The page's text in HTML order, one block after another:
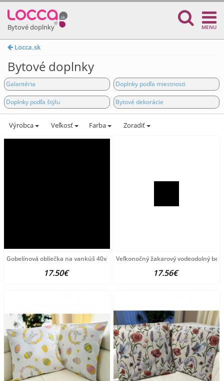
Bytové doplnky MENU
Locca.sk
Bytové doplnky
Galantéria Doplnky podľa miestnosti
Doplnky podľa štýlu Bytové dekorácie
Výrobca Veľkosť Farba Zoradiť
Gobelínová obliečka na vankúš 40x70 cm Eden 1353 Viacfarebná
17.50€
Veľkonočný žakarový vodeodolný
17.56€